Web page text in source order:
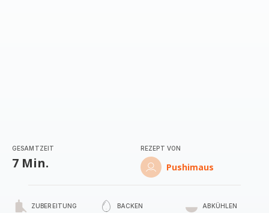
GESAMTZEIT
7 Min.
REZEPT VON
Pushimaus
ZUBEREITUNG BACKEN ABKÜHLEN